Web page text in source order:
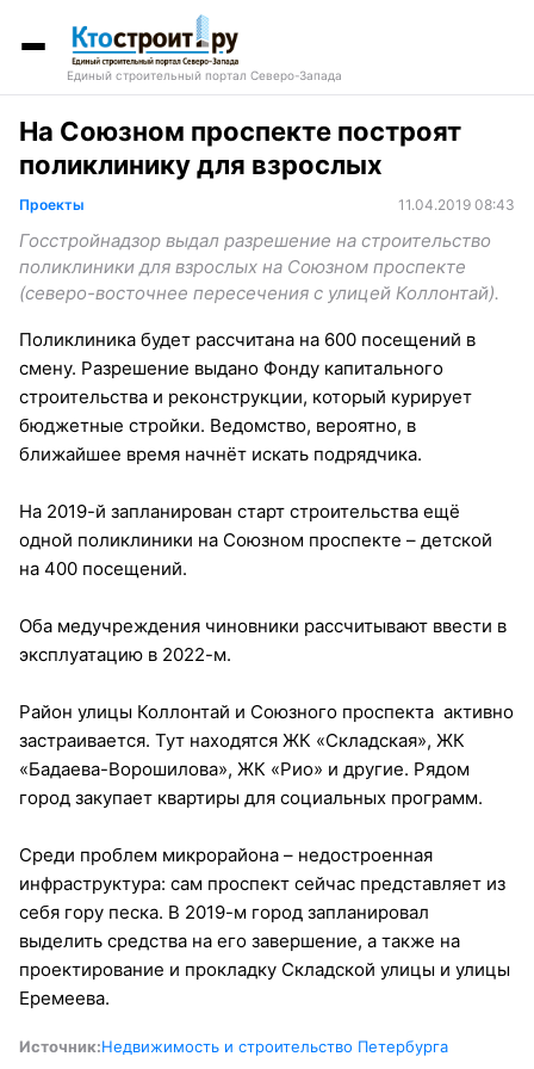
Единый строительный портал Северо-Запада
На Союзном проспекте построят
поликлинику для взрослых
Проекты 11.04.2019 08:43
Госстройнадзор выдал разрешение на строительство
поликлиники для взрослых на Союзном проспекте
(северо-восточнее пересечения с улицей Коллонтай).
Поликлиника будет рассчитана на 600 посещений в
смену. Разрешение выдано Фонду капитального
строительства и реконструкции, который курирует
бюджетные стройки. Ведомство, вероятно, в
ближайшее время начнёт искать подрядчика.
На 2019-й запланирован старт строительства ещё
одной поликлиники на Союзном проспекте – детской
на 400 посещений.
Оба медучреждения чиновники рассчитывают ввести в
эксплуатацию в 2022-м.
Район улицы Коллонтай и Союзного проспекта активно
застраивается. Тут находятся ЖК «Складская», ЖК
«Бадаева-Ворошилова», ЖК «Рио» и другие. Рядом
город закупает квартиры для социальных программ.
Среди проблем микрорайона – недостроенная
инфраструктура: сам проспект сейчас представляет из
себя гору песка. В 2019-м город запланировал
выделить средства на его завершение, а также на
проектирование и прокладку Складской улицы и улицы
Еремеева.
Источник:Недвижимость и строительство Петербурга